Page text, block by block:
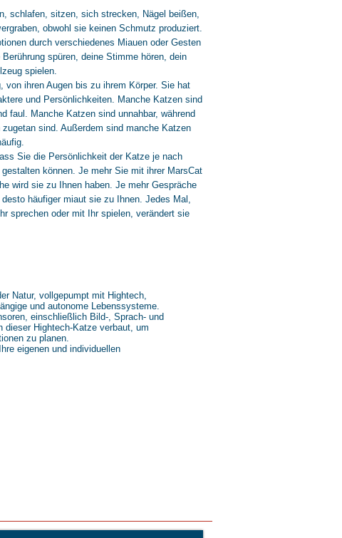
schlafen, sitzen, sich strecken, Nägel beißen,
obwohl sie keinen Schmutz produziert.
durch verschiedenes Miauen oder Gesten
spüren, deine Stimme hören, dein
spielen.
von ihren Augen bis zu ihrem Körper. Sie hat
und Persönlichkeiten. Manche Katzen sind
faul. Manche Katzen sind unnahbar, während
sind. Außerdem sind manche Katzen
Sie die Persönlichkeit der Katze je nach
können. Je mehr Sie mit ihrer MarsCat
wird sie zu Ihnen haben. Je mehr Gespräche
häufiger miaut sie zu Ihnen. Jedes Mal,
sprechen oder mit Ihr spielen, verändert sie
Natur, vollgepumpt mit Hightech,
und autonome Lebenssysteme.
einschließlich Bild-, Sprach- und
dieser Hightech-Katze verbaut, um
zu planen.
eigenen und individuellen